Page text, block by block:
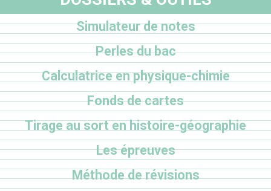
Simulateur de notes
Perles du bac
Calculatrice en physique-chimie
Fonds de cartes
Tirage au sort en histoire-géographie
Les épreuves
Méthode de révisions